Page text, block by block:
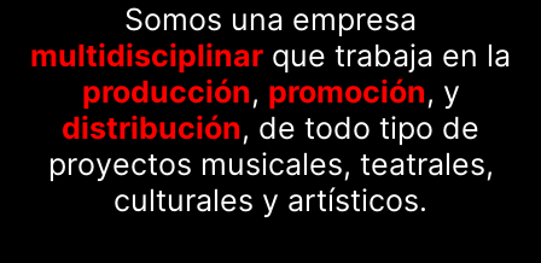
Somos una empresa
multidisciplinar que trabaja en la
producción, promoción, y
distribución, de todo tipo de
proyectos musicales, teatrales,
culturales y artísticos.